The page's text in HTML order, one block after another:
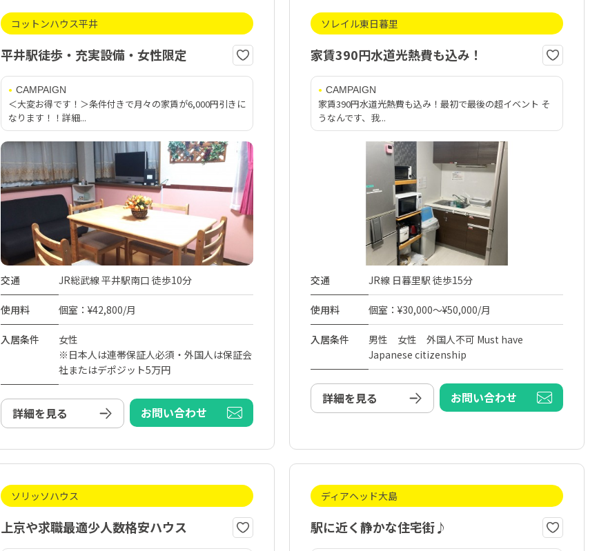
コットンハウス平井
平井駅徒歩・充実設備・女性限定
CAMPAIGN
＜大変お得です！＞条件付きで月々の家賃が6,000円引きに
なります！！詳細...
交通 JR総武線 平井駅南口 徒歩10分
使用料 個室：¥42,800/月
入居条件
女性
※日本人は連帯保証人必須・外国人は保証会
社またはデポジット5万円
詳細を見る お問い合わせ
ソレイル東日暮里
家賃390円水道光熱費も込み！
CAMPAIGN
家賃390円水道光熱費も込み！最初で最後の超イベント そ
うなんです、我...
交通 JR線 日暮里駅 徒歩15分
使用料 個室：¥30,000～¥50,000/月
入居条件
男性 女性 外国人不可 Must have
Japanese citizenship
詳細を見る お問い合わせ
ソリッソハウス
上京や求職最適少人数格安ハウス
ディアヘッド大島
駅に近く静かな住宅街♪